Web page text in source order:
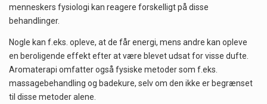
menneskers fysiologi kan reagere forskelligt på disse
behandlinger.
Nogle kan f.eks. opleve, at de får energi, mens andre kan opleve
en beroligende effekt efter at være blevet udsat for visse dufte.
Aromaterapi omfatter også fysiske metoder som f.eks.
massagebehandling og badekure, selv om den ikke er begrænset
til disse metoder alene.